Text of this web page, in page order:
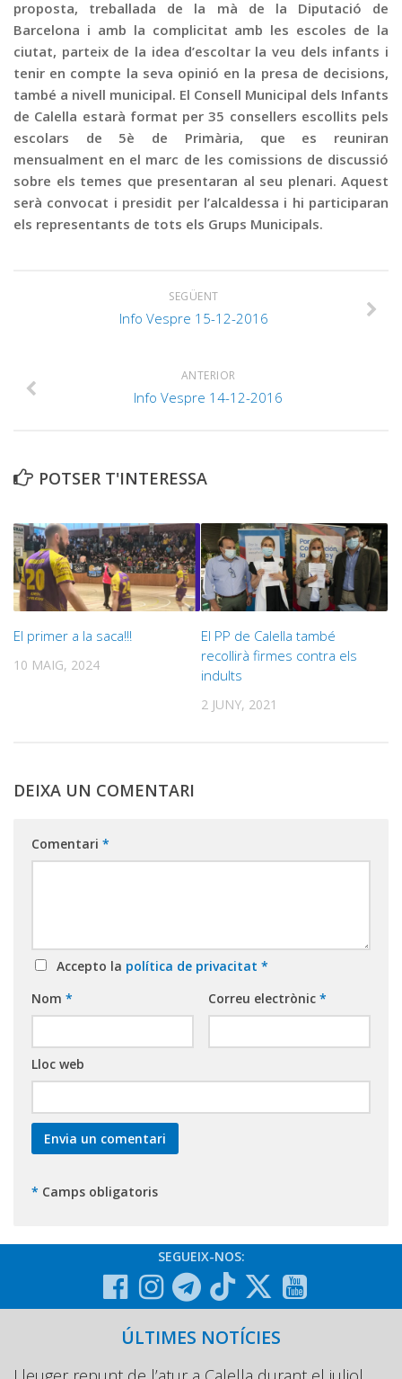
proposta, treballada de la mà de la Diputació de
Barcelona i amb la complicitat amb les escoles de la
ciutat, parteix de la idea d’escoltar la veu dels infants i
tenir en compte la seva opinió en la presa de decisions,
també a nivell municipal. El Consell Municipal dels Infants
de Calella estarà format per 35 consellers escollits pels
escolars de 5è de Primària, que es reuniran
mensualment en el marc de les comissions de discussió
sobre els temes que presentaran al seu plenari. Aquest
serà convocat i presidit per l’alcaldessa i hi participaran
els representants de tots els Grups Municipals.
SEGÜENT
Info Vespre 15-12-2016
ANTERIOR
Info Vespre 14-12-2016
POTSER T'INTERESSA
El primer a la saca!!!
10 MAIG, 2024
El PP de Calella també
recollirà firmes contra els
indults
2 JUNY, 2021
DEIXA UN COMENTARI
Comentari *
Accepto la política de privacitat *
Nom * Correu electrònic *
Lloc web
* Camps obligatoris
SEGUEIX-NOS:
ÚLTIMES NOTÍCIES